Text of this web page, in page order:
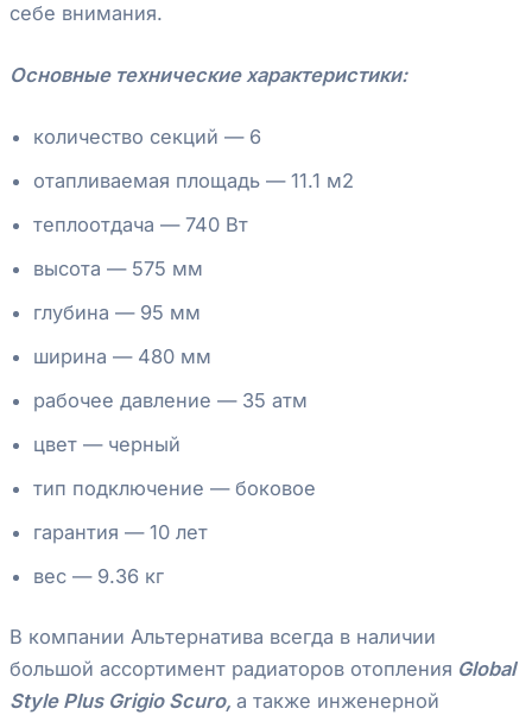
себе внимания.
Основные технические характеристики:
количество секций — 6
отапливаемая площадь — 11.1 м2
теплоотдача — 740 Вт
высота — 575 мм
глубина — 95 мм
ширина — 480 мм
рабочее давление — 35 атм
цвет — черный
тип подключение — боковое
гарантия — 10 лет
вес — 9.36 кг
В компании Альтернатива всегда в наличии
большой ассортимент радиаторов отопления Global
Style Plus Grigio Scuro, а также инженерной